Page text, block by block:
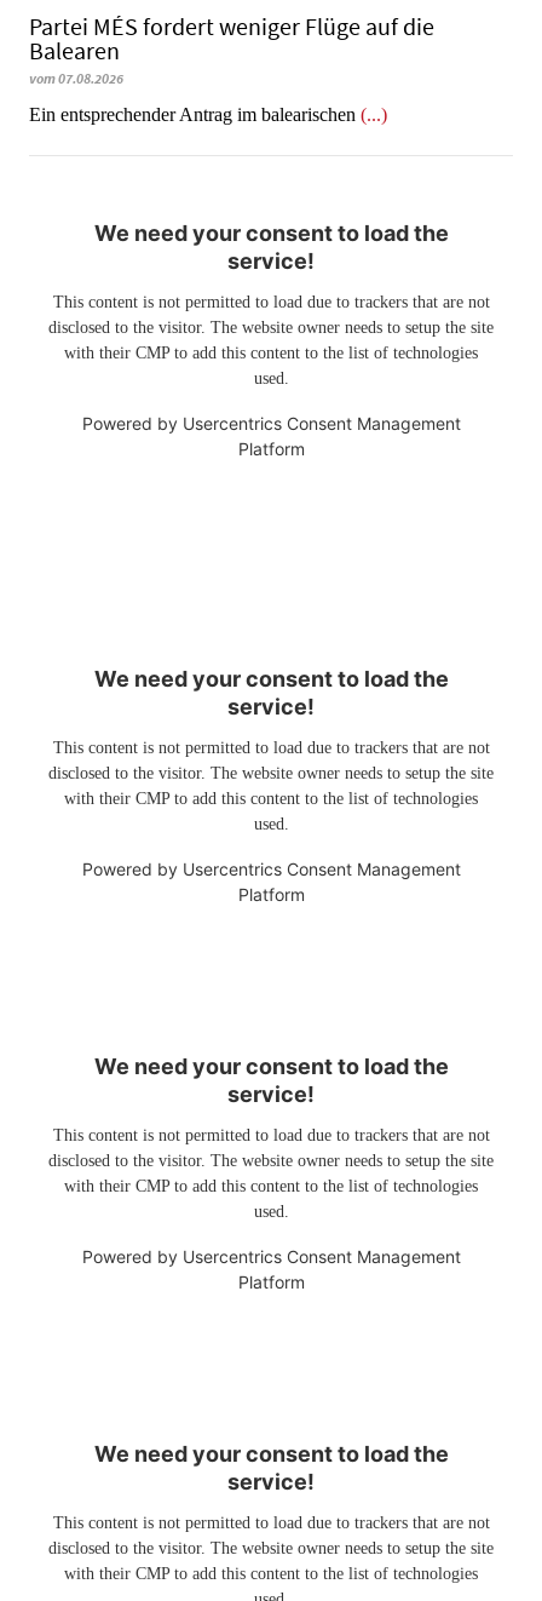
Partei MÉS fordert weniger Flüge auf die
Balearen
vom 07.08.2026
Ein entsprechender Antrag im balearischen (...)
We need your consent to load the
service!
This content is not permitted to load due to trackers that are not
disclosed to the visitor. The website owner needs to setup the site
with their CMP to add this content to the list of technologies
used.
Powered by Usercentrics Consent Management
Platform
We need your consent to load the
service!
This content is not permitted to load due to trackers that are not
disclosed to the visitor. The website owner needs to setup the site
with their CMP to add this content to the list of technologies
used.
Powered by Usercentrics Consent Management
Platform
We need your consent to load the
service!
This content is not permitted to load due to trackers that are not
disclosed to the visitor. The website owner needs to setup the site
with their CMP to add this content to the list of technologies
used.
Powered by Usercentrics Consent Management
Platform
We need your consent to load the
service!
This content is not permitted to load due to trackers that are not
disclosed to the visitor. The website owner needs to setup the site
with their CMP to add this content to the list of technologies